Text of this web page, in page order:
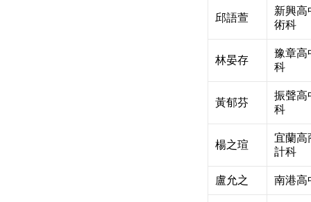
邱語萱
新興高
術科
林晏存
豫章高
科
黃郁芬
振聲高
科
楊之瑄
宜蘭高
計科
盧允之 南港高